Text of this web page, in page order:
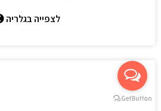
לצפייה בגלריה